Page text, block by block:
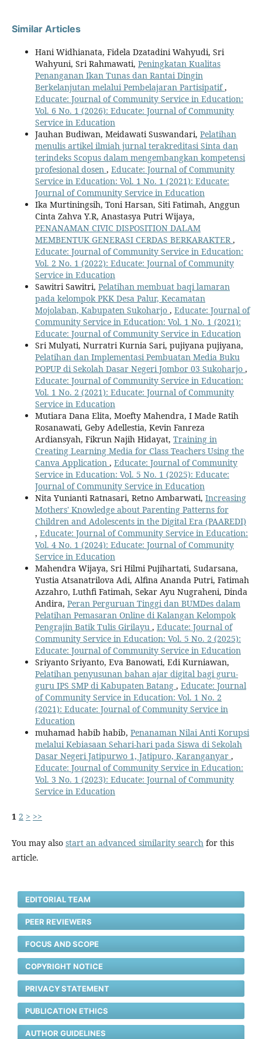
Similar Articles
Hani Widhianata, Fidela Dzatadini Wahyudi, Sri
Wahyuni, Sri Rahmawati, Peningkatan Kualitas
Penanganan Ikan Tunas dan Rantai Dingin
Berkelanjutan melalui Pembelajaran Partisipatif,
Educate: Journal of Community Service in Education:
Vol. 6 No. 1 (2026): Educate: Journal of Community
Service in Education
Jauhan Budiwan, Meidawati Suswandari, Pelatihan
menulis artikel ilmiah jurnal terakreditasi Sinta dan
terindeks Scopus dalam mengembangkan kompetensi
profesional dosen , Educate: Journal of Community
Service in Education: Vol. 1 No. 1 (2021): Educate:
Journal of Community Service in Education
Ika Murtiningsih, Toni Harsan, Siti Fatimah, Anggun
Cinta Zahva Y.R, Anastasya Putri Wijaya,
PENANAMAN CIVIC DISPOSITION DALAM
MEMBENTUK GENERASI CERDAS BERKARAKTER,
Educate: Journal of Community Service in Education:
Vol. 2 No. 1 (2022): Educate: Journal of Community
Service in Education
Sawitri Sawitri, Pelatihan membuat baqi lamaran
pada kelompok PKK Desa Palur, Kecamatan
Mojolaban, Kabupaten Sukoharjo , Educate: Journal of
Community Service in Education: Vol. 1 No. 1 (2021):
Educate: Journal of Community Service in Education
Sri Mulyati, Nurratri Kurnia Sari, pujiyana pujiyana,
Pelatihan dan Implementasi Pembuatan Media Buku
POPUP di Sekolah Dasar Negeri Jombor 03 Sukoharjo ,
Educate: Journal of Community Service in Education:
Vol. 1 No. 2 (2021): Educate: Journal of Community
Service in Education
Mutiara Dana Elita, Moefty Mahendra, I Made Ratih
Rosanawati, Geby Adellestia, Kevin Fanreza
Ardiansyah, Fikrun Najih Hidayat, Training in
Creating Learning Media for Class Teachers Using the
Canva Application , Educate: Journal of Community
Service in Education: Vol. 5 No. 1 (2025): Educate:
Journal of Community Service in Education
Nita Yunianti Ratnasari, Retno Ambarwati, Increasing
Mothers' Knowledge about Parenting Patterns for
Children and Adolescents in the Digital Era (PAAREDI)
, Educate: Journal of Community Service in Education:
Vol. 4 No. 1 (2024): Educate: Journal of Community
Service in Education
Mahendra Wijaya, Sri Hilmi Pujihartati, Sudarsana,
Yustia Atsanatrilova Adi, Alfina Ananda Putri, Fatimah
Azzahro, Luthfi Fatimah, Sekar Ayu Nugraheni, Dinda
Andira, Peran Perguruan Tinggi dan BUMDes dalam
Pelatihan Pemasaran Online di Kalangan Kelompok
Pengrajin Batik Tulis Girilayu , Educate: Journal of
Community Service in Education: Vol. 5 No. 2 (2025):
Educate: Journal of Community Service in Education
Sriyanto Sriyanto, Eva Banowati, Edi Kurniawan,
Pelatihan penyusunan bahan ajar digital bagi guru-
guru IPS SMP di Kabupaten Batang , Educate: Journal
of Community Service in Education: Vol. 1 No. 2
(2021): Educate: Journal of Community Service in
Education
muhamad habib habib, Penanaman Nilai Anti Korupsi
melalui Kebiasaan Sehari-hari pada Siswa di Sekolah
Dasar Negeri Jatipurwo 1, Jatipuro, Karanganyar ,
Educate: Journal of Community Service in Education:
Vol. 3 No. 1 (2023): Educate: Journal of Community
Service in Education
1 2 > >>
You may also start an advanced similarity search for this
article.
EDITORIAL TEAM
PEER REVIEWERS
FOCUS AND SCOPE
COPYRIGHT NOTICE
PRIVACY STATEMENT
PUBLICATION ETHICS
AUTHOR GUIDELINES